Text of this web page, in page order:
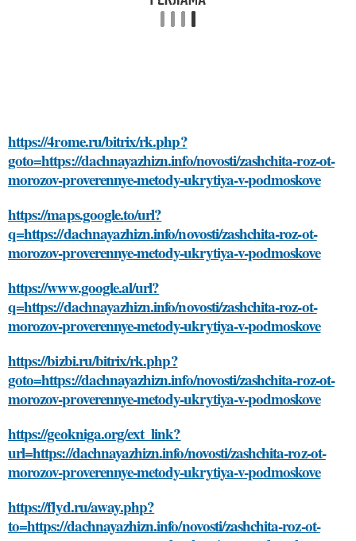
https://4rome.ru/bitrix/rk.php?
goto=https://dachnayazhizn.info/novosti/zashchita-roz-ot-
morozov-proverennye-metody-ukrytiya-v-podmoskove
https://maps.google.to/url?
q=https://dachnayazhizn.info/novosti/zashchita-roz-ot-
morozov-proverennye-metody-ukrytiya-v-podmoskove
https://www.google.al/url?
q=https://dachnayazhizn.info/novosti/zashchita-roz-ot-
morozov-proverennye-metody-ukrytiya-v-podmoskove
https://bizbi.ru/bitrix/rk.php?
goto=https://dachnayazhizn.info/novosti/zashchita-roz-ot-
morozov-proverennye-metody-ukrytiya-v-podmoskove
https://geokniga.org/ext_link?
url=https://dachnayazhizn.info/novosti/zashchita-roz-ot-
morozov-proverennye-metody-ukrytiya-v-podmoskove
https://flyd.ru/away.php?
to=https://dachnayazhizn.info/novosti/zashchita-roz-ot-